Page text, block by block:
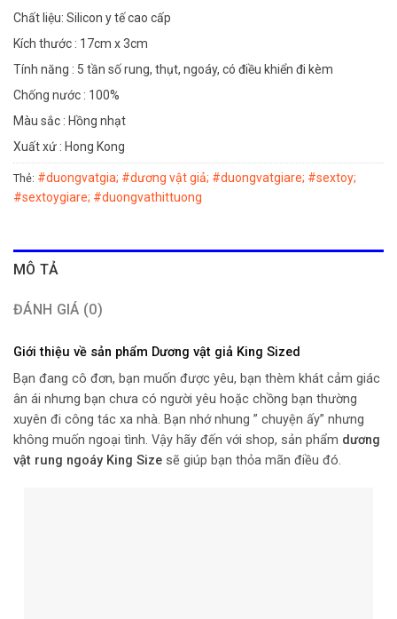
Chất liệu: Silicon y tế cao cấp
Kích thước : 17cm x 3cm
Tính năng : 5 tần số rung, thụt, ngoáy, có điều khiển đi kèm
Chống nước : 100%
Màu sắc : Hồng nhạt
Xuất xứ : Hong Kong
Thẻ: #duongvatgia; #dương vật giả; #duongvatgiare; #sextoy;
#sextoygiare; #duongvathittuong
MÔ TẢ
ĐÁNH GIÁ (0)
Giới thiệu về sản phẩm Dương vật giả King Sized
Bạn đang cô đơn, bạn muốn được yêu, bạn thèm khát cảm giác
ân ái nhưng bạn chưa có người yêu hoặc chồng bạn thường
xuyên đi công tác xa nhà. Bạn nhớ nhung ” chuyện ấy” nhưng
không muốn ngoại tình. Vậy hãy đến với shop, sản phẩm dương
vật rung ngoáy King Size sẽ giúp bạn thỏa mãn điều đó.